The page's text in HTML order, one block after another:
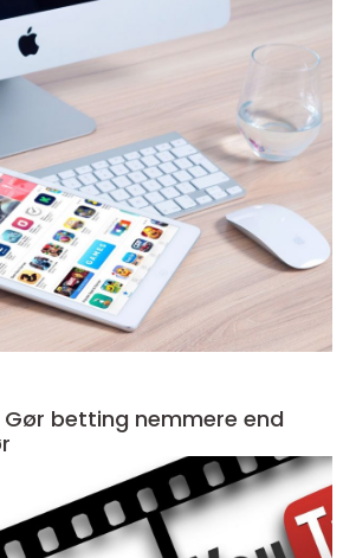
betting nemmere end